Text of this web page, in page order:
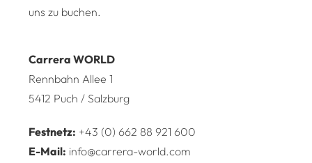
uns zu buchen.
Carrera WORLD
Rennbahn Allee 1
5412 Puch / Salzburg
Festnetz: +43 (0) 662 88 921 600
E-Mail: info@carrera-world.com